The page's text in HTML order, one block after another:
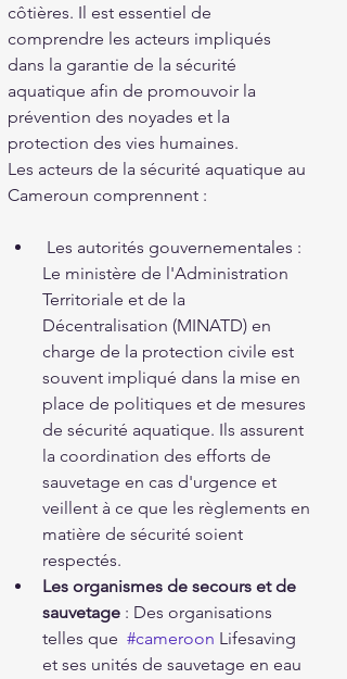
côtières. Il est essentiel de
comprendre les acteurs impliqués
dans la garantie de la sécurité
aquatique afin de promouvoir la
prévention des noyades et la
protection des vies humaines.
Les acteurs de la sécurité aquatique au
Cameroun comprennent :
Le ministère de l'Administration
Territoriale et de la
Décentralisation (MINATD) en
charge de la protection civile est
souvent impliqué dans la mise en
place de politiques et de mesures
de sécurité aquatique. Ils assurent
la coordination des efforts de
sauvetage en cas d'urgence et
veillent à ce que les règlements en
matière de sécurité soient
respectés.
Les organismes de secours et de
sauvetage : Des organisations
telles que #cameroon Lifesaving
et ses unités de sauvetage en eau